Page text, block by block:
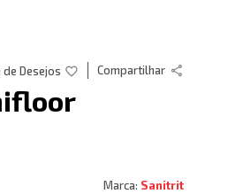
Compartilhar
Sanitrit